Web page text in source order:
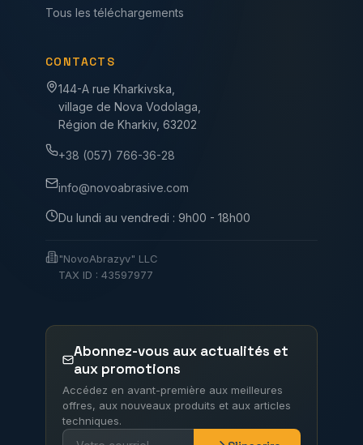
Tous les téléchargements
CONTACTS
144-A rue Kharkivska,
village de Nova Vodolaga,
Région de Kharkiv, 63202
+38 (057) 766-36-28
info@novoabrasive.com
Du lundi au vendredi : 9h00 - 18h00
"NovoAbrazyv" LLC
TAX ID : 43597977
Abonnez-vous aux actualités et
aux promotions
Accédez en avant-première aux meilleures
offres, aux nouveaux produits et aux articles
techniques.